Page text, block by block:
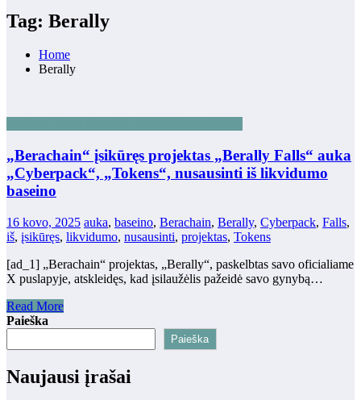
Tag: Berally
Home
Berally
„Berachain“ įsikūręs projektas „Berally Falls“ auka
„Cyberpack“, „Tokens“, nusausinti iš likvidumo
baseino
16 kovo, 2025 auka, baseino, Berachain, Berally, Cyberpack, Falls,
iš, įsikūręs, likvidumo, nusausinti, projektas, Tokens
[ad_1] „Berachain“ projektas, „Berally“, paskelbtas savo oficialiame
X puslapyje, atskleidęs, kad įsilaužėlis pažeidė savo gynybą…
Read More
Paieška
Paieška
Naujausi įrašai